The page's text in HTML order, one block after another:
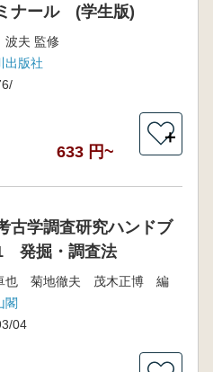
ナール (学生版)
波夫 監修
出版社
633 円~
＋
学調査研究ハンドブ
発掘・調査法
也 菊地徹夫 茂木正博 編
閣
04